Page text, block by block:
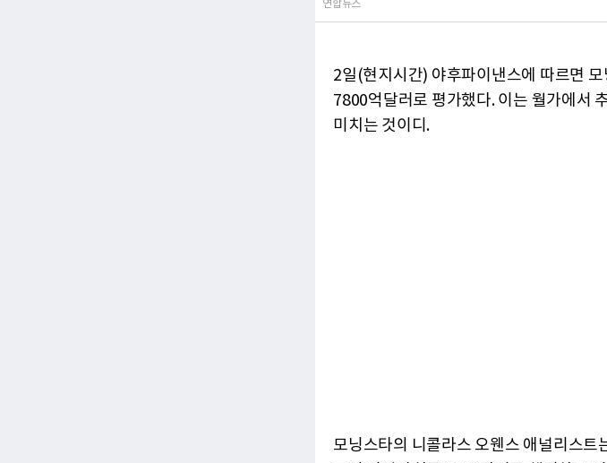
연합뉴스
2일(현지시간) 야후파이낸스에 따르면
7800억달러로 평가했다. 이는 월가에서
미치는 것이디.
모닝스타의 니콜라스 오웬스 애널리스트